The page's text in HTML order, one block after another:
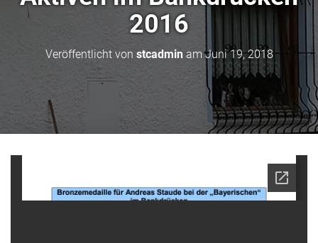
S
2016
Veröffentlicht von stcadminamJuni 19, 2018